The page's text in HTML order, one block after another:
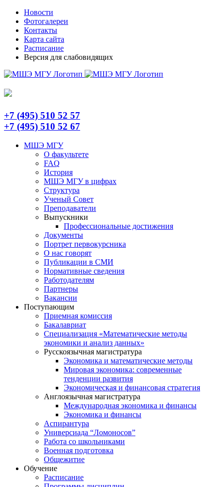
Skip
content
TelegramНовости
Фотогалереи
Контакты
Карта сайта
Расписание
Версия для слабовидящих
+7 (495) 510 52 57
+7 (495) 510 52 67
МШЭ МГУ
О факультете
FAQ
История
МШЭ МГУ в цифрах
Структура
Ученый Совет
Преподаватели
Выпускники
Профессиональные достижения
Документы
Портрет первокурсника
О нас говорят
Публикации в СМИ
Нормативные сведения
Работодателям
Партнеры
Вакансии
Поступающим
Приемная комиссия
Бакалавриат
Специализация «Математические методы
экономики и анализ данных»
Русскоязычная магистратура
Экономика и математические методы
Мировая экономика: современные
тенденции развития
Экономическая и финансовая стратегия
Англоязычная магистратура
Международная экономика и финансы
Экономика и финансы
Аспирантура
Универсиада “Ломоносов”
Работа со школьниками
Военная подготовка
Общежитие
Обучение
Расписание